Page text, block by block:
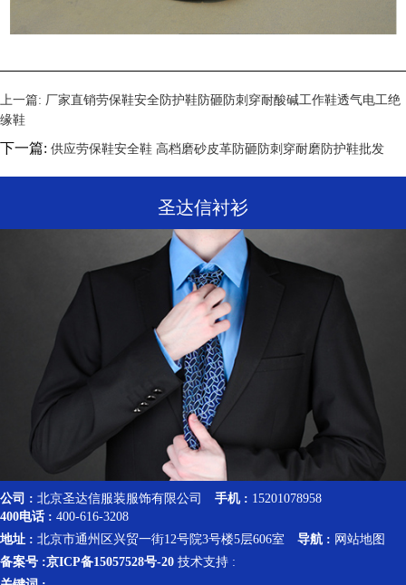
上一篇: 厂家直销劳保鞋安全防护鞋防砸防刺穿耐酸碱工作鞋透气电工绝
缘鞋
下一篇: 供应劳保鞋安全鞋 高档磨砂皮革防砸防刺穿耐磨防护鞋批发
圣达信衬衫
公司 : 北京圣达信服装服饰有限公司 手机 : 15201078958
400电话 : 400-616-3208
地址 : 北京市通州区兴贸一街12号院3号楼5层606室 导航 : 网站地图
备案号 :京ICP备15057528号-20 技术支持 :